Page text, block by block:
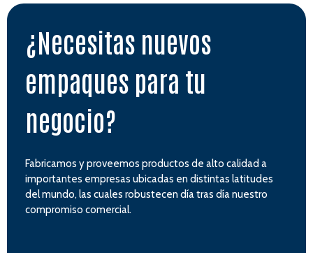
¿Necesitas nuevos
empaques para tu
negocio?
Fabricamos y proveemos productos de alto calidad a
importantes empresas ubicadas en distintas latitudes
del mundo, las cuales robustecen día tras día nuestro
compromiso comercial.